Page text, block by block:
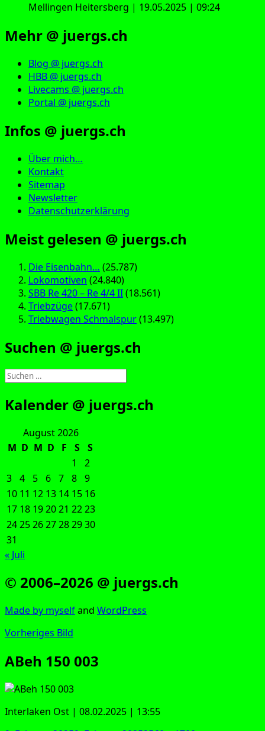
Mellingen Heitersberg | 19.05.2025 | 09:24
Mehr @ juergs.ch
Blog @ juergs.ch
HBB @ juergs.ch
Livecams @ juergs.ch
Portal @ juergs.ch
Infos @ juergs.ch
Über mich…
Kontakt
Sitemap
Newsletter
Datenschutzerklärung
Meist gelesen @ juergs.ch
Die Eisenbahn… (25.787)
Lokomotiven (24.840)
SBB Re 420 – Re 4/4 II(18.561)
Triebzüge(17.671)
Triebwagen Schmalspur(13.497)
Suchen @ juergs.ch
Suchen
nach:
Kalender @ juergs.ch
August 2026
M D M D F S
S
1
2
3 4 5 6 7 8 9
10 11 12 13 14 15 16
17 18 192021 2223
24252627282930
31
« Juli
© 2006–2026 @ juergs.ch
Made by mys­elfand Word­Press
Vorheriges Bild
ABeh 150 003
Inter­la­ken Ost | 08.02.2025 | 13:55